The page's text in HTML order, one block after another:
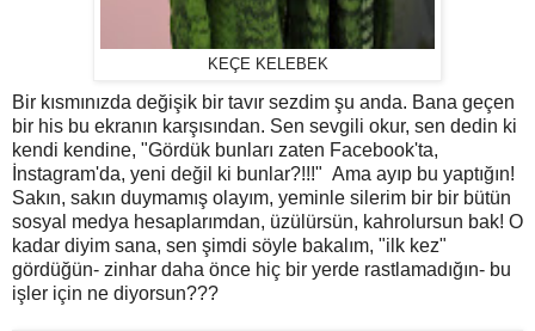
KEÇE KELEBEK
Bir kısmınızda değişik bir tavır sezdim şu anda. Bana geçen
bir his bu ekranın karşısından. Sen sevgili okur, sen dedin ki
kendi kendine, "Gördük bunları zaten Facebook'ta,
İnstagram'da, yeni değil ki bunlar?!!!" Ama ayıp bu yaptığın!
Sakın, sakın duymamış olayım, yeminle silerim bir bir bütün
sosyal medya hesaplarımdan, üzülürsün, kahrolursun bak! O
kadar diyim sana, sen şimdi söyle bakalım, "ilk kez"
gördüğün- zinhar daha önce hiç bir yerde rastlamadığın- bu
işler için ne diyorsun???